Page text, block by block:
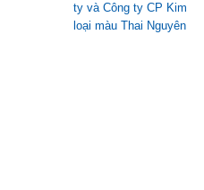
ty và Công ty CP Kim
loại màu Thai Nguyên